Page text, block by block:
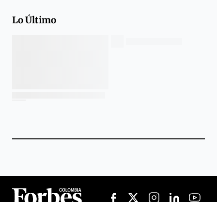
Lo Último